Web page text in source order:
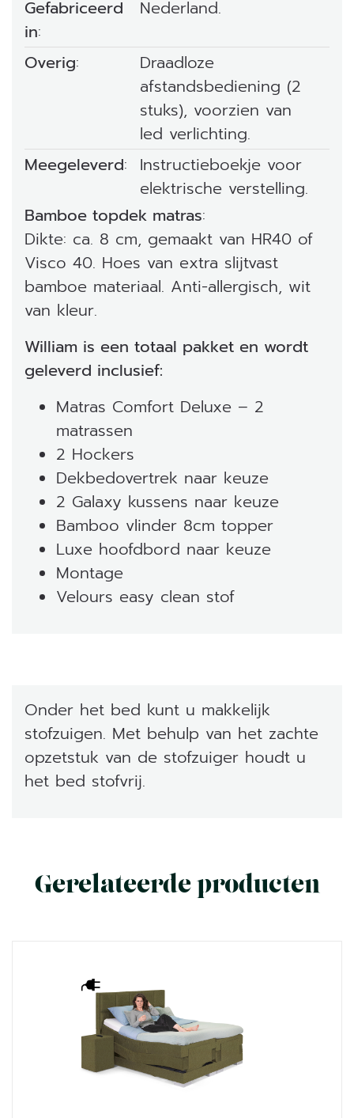
Gefabriceerd
in:
Nederland.
Overig:
Draadloze
afstandsbediening (2
stuks), voorzien van
led verlichting.
Meegeleverd: Instructieboekje voor
elektrische verstelling.
Bamboe topdek matras:
Dikte: ca. 8 cm, gemaakt van HR40 of
Visco 40. Hoes van extra slijtvast
bamboe materiaal. Anti-allergisch, wit
van kleur.
William is een totaal pakket en wordt
geleverd inclusief:
Matras Comfort Deluxe – 2
matrassen
2 Hockers
Dekbedovertrek naar keuze
2 Galaxy kussens naar keuze
Bamboo vlinder 8cm topper
Luxe hoofdbord naar keuze
Montage
Velours easy clean stof
Onder het bed kunt u makkelijk
stofzuigen. Met behulp van het zachte
opzetstuk van de stofzuiger houdt u
het bed stofvrij.
Gerelateerde producten